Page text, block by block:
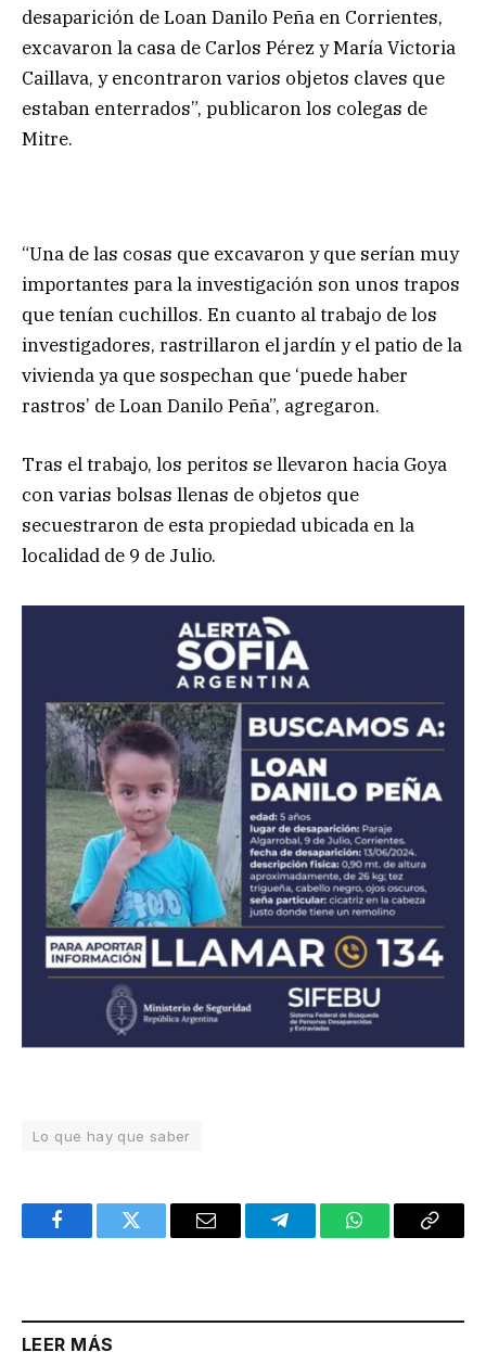
desaparición de Loan Danilo Peña en Corrientes,
excavaron la casa de Carlos Pérez y María Victoria
Caillava, y encontraron varios objetos claves que
estaban enterrados”, publicaron los colegas de
Mitre.
“Una de las cosas que excavaron y que serían muy
importantes para la investigación son unos trapos
que tenían cuchillos. En cuanto al trabajo de los
investigadores, rastrillaron el jardín y el patio de la
vivienda ya que sospechan que ‘puede haber
rastros’ de Loan Danilo Peña”, agregaron.
Tras el trabajo, los peritos se llevaron hacia Goya
con varias bolsas llenas de objetos que
secuestraron de esta propiedad ubicada en la
localidad de 9 de Julio.
Lo que hay que saber
FacebookTwitter Email TelegramWhatsAppCopy
LEER MÁS